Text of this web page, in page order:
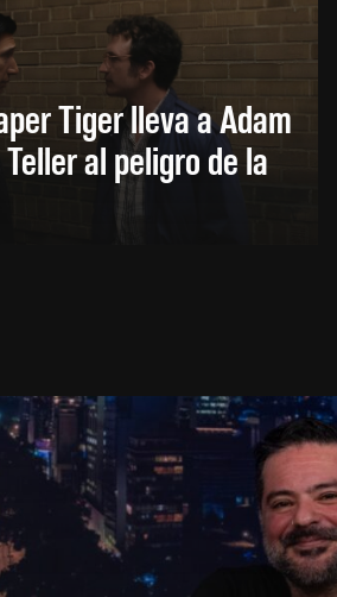
Tiger lleva a Adam
al peligro de la